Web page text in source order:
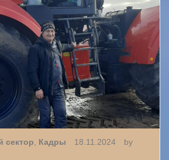
сектор Кадры 18.11.2024
by